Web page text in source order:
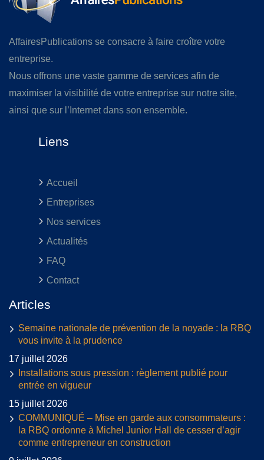
AffairesPublications se consacre à faire croître votre
entreprise.
Nous offrons une vaste gamme de services afin de
maximiser la visibilité de votre entreprise sur notre site,
ainsi que sur l’Internet dans son ensemble.
Liens
Accueil
Entreprises
Nos services
Actualités
FAQ
Contact
Articles
Semaine nationale de prévention de la noyade : la RBQ
vous invite à la prudence
17 juillet 2026
Installations sous pression : règlement publié pour
entrée en vigueur
15 juillet 2026
COMMUNIQUÉ – Mise en garde aux consommateurs :
la RBQ ordonne à Michel Junior Hall de cesser d’agir
comme entrepreneur en construction